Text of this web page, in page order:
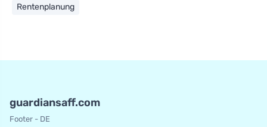
Rentenplanung
guardiansaff.com
Footer - DE